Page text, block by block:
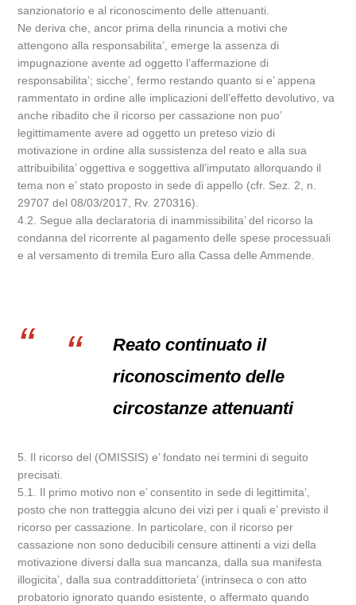
sanzionatorio e al riconoscimento delle attenuanti.
Ne deriva che, ancor prima della rinuncia a motivi che
attengono alla responsabilita’, emerge la assenza di
impugnazione avente ad oggetto l’affermazione di
responsabilita’; sicche’, fermo restando quanto si e’ appena
rammentato in ordine alle implicazioni dell’effetto devolutivo, va
anche ribadito che il ricorso per cassazione non puo’
legittimamente avere ad oggetto un preteso vizio di
motivazione in ordine alla sussistenza del reato e alla sua
attribuibilita’ oggettiva e soggettiva all’imputato allorquando il
tema non e’ stato proposto in sede di appello (cfr. Sez. 2, n.
29707 del 08/03/2017, Rv. 270316).
4.2. Segue alla declaratoria di inammissibilita’ del ricorso la
condanna del ricorrente al pagamento delle spese processuali
e al versamento di tremila Euro alla Cassa delle Ammende.
Reato continuato il
riconoscimento delle
circostanze attenuanti
5. Il ricorso del (OMISSIS) e’ fondato nei termini di seguito
precisati.
5.1. Il primo motivo non e’ consentito in sede di legittimita’,
posto che non tratteggia alcuno dei vizi per i quali e’ previsto il
ricorso per cassazione. In particolare, con il ricorso per
cassazione non sono deducibili censure attinenti a vizi della
motivazione diversi dalla sua mancanza, dalla sua manifesta
illogicita’, dalla sua contraddittorieta’ (intrinseca o con atto
probatorio ignorato quando esistente, o affermato quando